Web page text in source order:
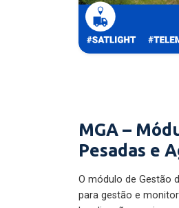
MGA –
Pesadas e
O módulo de Gestão
para gestão e